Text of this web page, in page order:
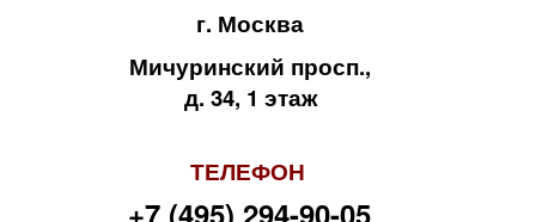
г. Москва
Мичуринский просп.,
д. 34, 1 этаж
ТЕЛЕФОН
+7 (495) 294-90-05